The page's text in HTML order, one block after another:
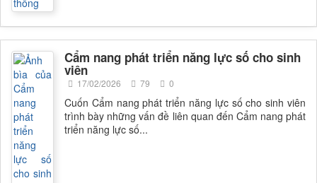
Cẩm nang phát triển năng lực số cho sinh
viên
17/02/2026 79 0
Cuốn Cẩm nang phát triển năng lực số cho sinh viên
trình bày những vấn đề liên quan đến Cẩm nang phát
triển năng lực số...